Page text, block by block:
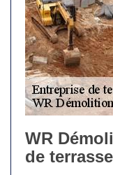
WR
de